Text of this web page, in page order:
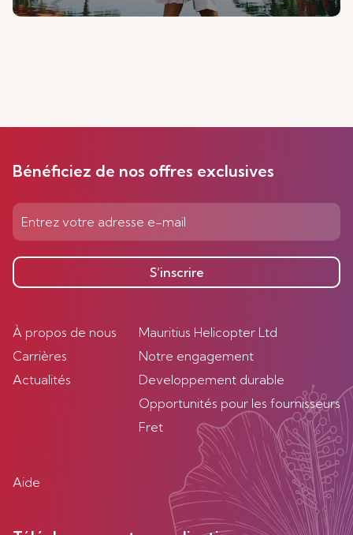
Bénéficiez de nos offres exclusives
S’inscrire
À propos de nous
Carrières
Actualités
Mauritius Helicopter Ltd
Notre engagement
Developpement durable
Opportunités pour les fournisseurs
Fret
Aide